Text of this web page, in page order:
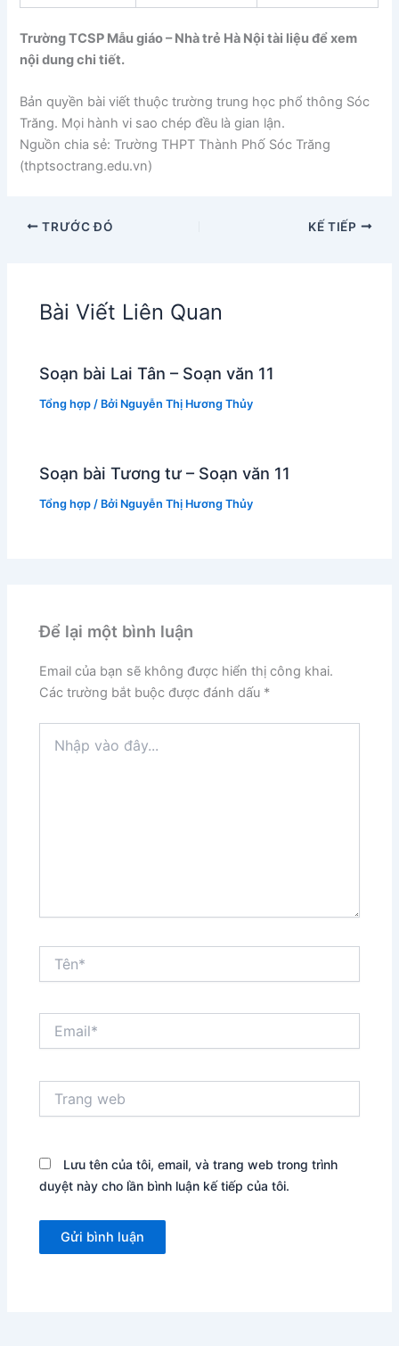
Trường TCSP Mẫu giáo – Nhà trẻ Hà Nội tài liệu để xem
nội dung chi tiết.
Bản quyền bài viết thuộc trường trung học phổ thông Sóc
Trăng. Mọi hành vi sao chép đều là gian lận.
Nguồn chia sẻ: Trường THPT Thành Phố Sóc Trăng
(thptsoctrang.edu.vn)
TRƯỚC ĐÓ KẾ TIẾP
Bài Viết Liên Quan
Soạn bài Lai Tân – Soạn văn 11
Tổng hợp / Bởi Nguyễn Thị Hương Thủy
Soạn bài Tương tư – Soạn văn 11
Tổng hợp / Bởi Nguyễn Thị Hương Thủy
Để lại một bình luận
Email của bạn sẽ không được hiển thị công khai.
Các trường bắt buộc được đánh dấu *
vào
web
Lưu tên của tôi, email, và trang web trong trình
duyệt này cho lần bình luận kế tiếp của tôi.